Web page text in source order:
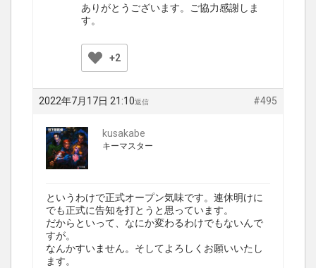
ありがとうございます。ご協力感謝しま
す。
+2
2022年7月17日 21:10 #495
返信
kusakabe
キーマスター
というわけで正式オープン気味です。連休明けに
でも正式に告知を打とうと思っています。
だからといって、なにか変わるわけでもないんで
すが。
なんかすいません。そしてよろしくお願いいたし
ます。